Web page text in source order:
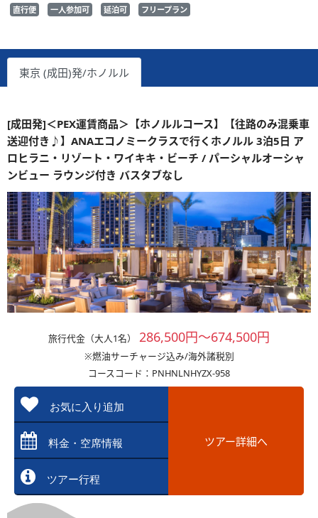
直行便 一人参加可 延泊可 フリープラン
東京 (成田)発/ホノルル
[成田発]＜PEX運賃商品＞【ホノルルコース】【往路のみ混乗車
送迎付き♪】ANAエコノミークラスで行くホノルル 3泊5日 ア
ロヒラニ・リゾート・ワイキキ・ビーチ / パーシャルオーシャ
ンビュー ラウンジ付き バスタブなし
旅行代金（大人1名） 286,500円～674,500円
※燃油サーチャージ込み/海外諸税別
コースコード：PNHNLNHYZX-958
お気に入り追加
料金・空席情報
ツアー行程
ツアー詳細へ